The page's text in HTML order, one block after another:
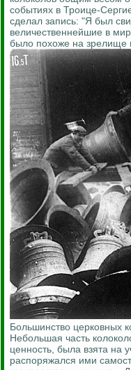
событиях в Троице-
сделал запись: "Я был
величественнейшие в
было похоже на зрелище
Большинство церковных
Небольшая часть
ценность, была взята на
распоряжался ими